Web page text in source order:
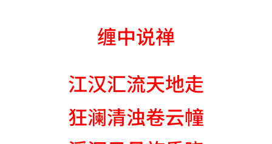
缠中说禅
江汉汇流天地走
狂澜清浊卷云幢